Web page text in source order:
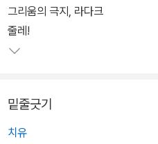
라다키와 라다크의 풍경에서 영감
묵화는 솔직하고 꾸밈없이 거칠어,
그리움의 극지, 라다크
줄레!
밑줄긋기
치유